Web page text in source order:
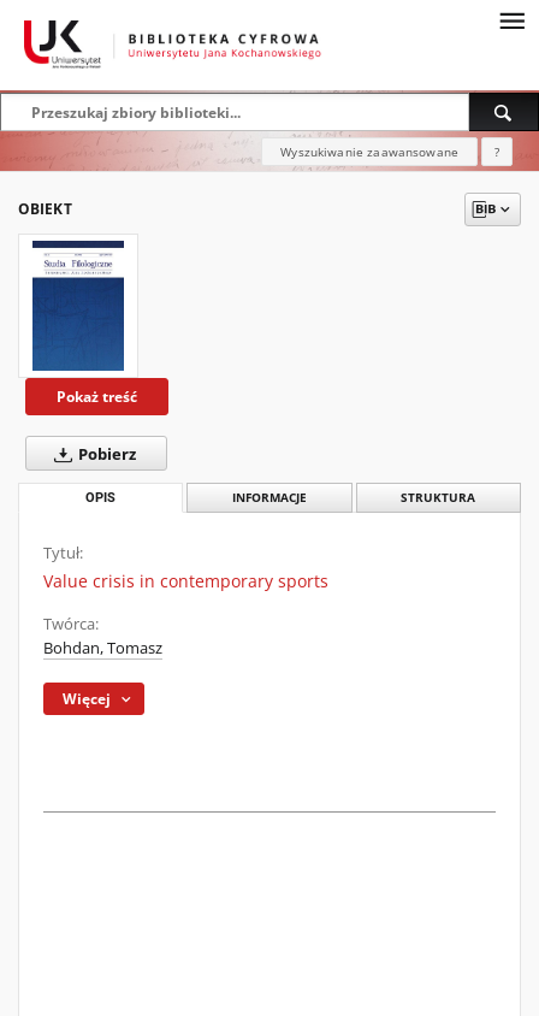
Wyszukiwanie zaawansowane ?
OBIEKT
Pokaż treść
Pobierz
OPIS INFORMACJE STRUKTURA
Tytuł:
Value crisis in contemporary sports
Twórca:
Bohdan, Tomasz
Więcej